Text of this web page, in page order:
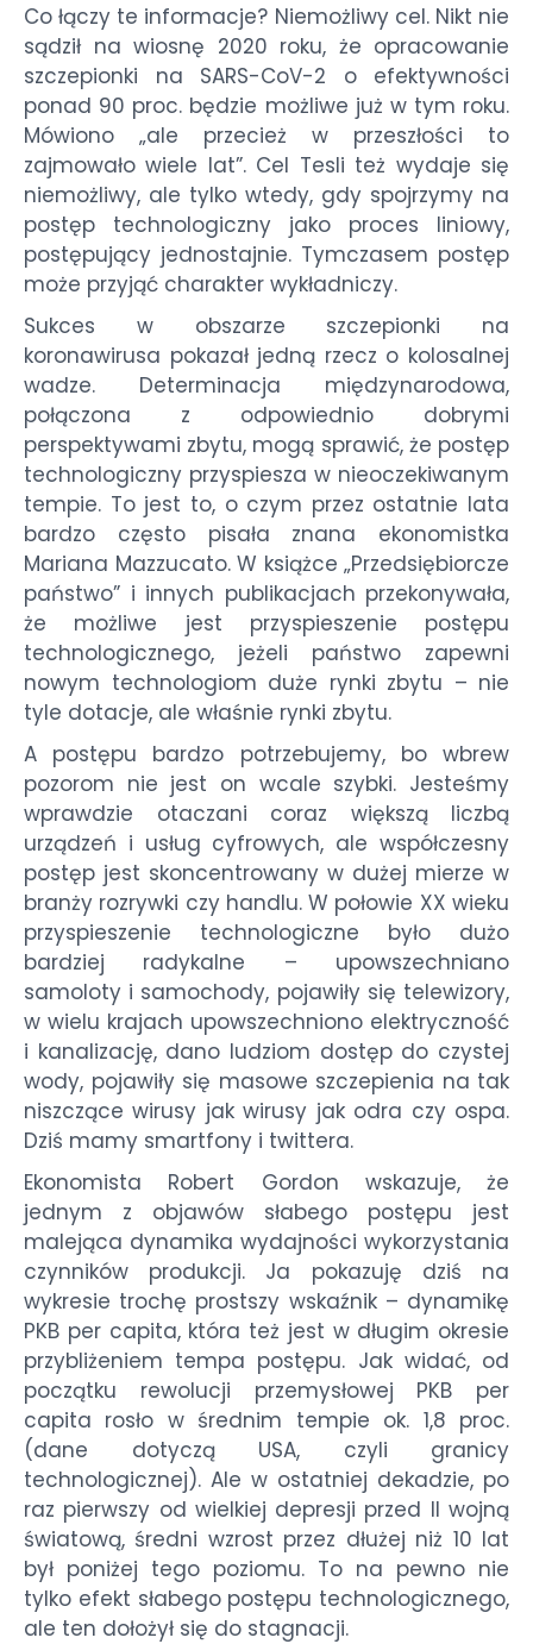
Co łączy te informacje? Niemożliwy cel. Nikt nie
sądził na wiosnę 2020 roku, że opracowanie
szczepionki na SARS-CoV-2 o efektywności
ponad 90 proc. będzie możliwe już w tym roku.
Mówiono „ale przecież w przeszłości to
zajmowało wiele lat”. Cel Tesli też wydaje się
niemożliwy, ale tylko wtedy, gdy spojrzymy na
postęp technologiczny jako proces liniowy,
postępujący jednostajnie. Tymczasem postęp
może przyjąć charakter wykładniczy.
Sukces w obszarze szczepionki na
koronawirusa pokazał jedną rzecz o kolosalnej
wadze. Determinacja międzynarodowa,
połączona z odpowiednio dobrymi
perspektywami zbytu, mogą sprawić, że postęp
technologiczny przyspiesza w nieoczekiwanym
tempie. To jest to, o czym przez ostatnie lata
bardzo często pisała znana ekonomistka
Mariana Mazzucato. W książce „Przedsiębiorcze
państwo” i innych publikacjach przekonywała,
że możliwe jest przyspieszenie postępu
technologicznego, jeżeli państwo zapewni
nowym technologiom duże rynki zbytu – nie
tyle dotacje, ale właśnie rynki zbytu.
A postępu bardzo potrzebujemy, bo wbrew
pozorom nie jest on wcale szybki. Jesteśmy
wprawdzie otaczani coraz większą liczbą
urządzeń i usług cyfrowych, ale współczesny
postęp jest skoncentrowany w dużej mierze w
branży rozrywki czy handlu. W połowie XX wieku
przyspieszenie technologiczne było dużo
bardziej radykalne – upowszechniano
samoloty i samochody, pojawiły się telewizory,
w wielu krajach upowszechniono elektryczność
i kanalizację, dano ludziom dostęp do czystej
wody, pojawiły się masowe szczepienia na tak
niszczące wirusy jak wirusy jak odra czy ospa.
Dziś mamy smartfony i twittera.
Ekonomista Robert Gordon wskazuje, że
jednym z objawów słabego postępu jest
malejąca dynamika wydajności wykorzystania
czynników produkcji. Ja pokazuję dziś na
wykresie trochę prostszy wskaźnik – dynamikę
PKB per capita, która też jest w długim okresie
przybliżeniem tempa postępu. Jak widać, od
początku rewolucji przemysłowej PKB per
capita rosło w średnim tempie ok. 1,8 proc.
(dane dotyczą USA, czyli granicy
technologicznej). Ale w ostatniej dekadzie, po
raz pierwszy od wielkiej depresji przed II wojną
światową, średni wzrost przez dłużej niż 10 lat
był poniżej tego poziomu. To na pewno nie
tylko efekt słabego postępu technologicznego,
ale ten dołożył się do stagnacji.